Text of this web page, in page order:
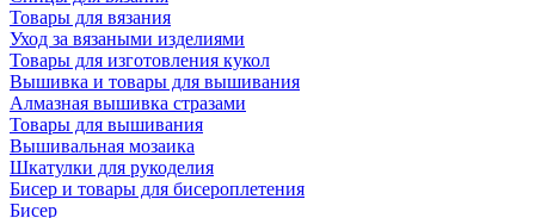
Товары для вязания
Уход за вязаными изделиями
Товары для изготовления кукол
Вышивка и товары для вышивания
Алмазная вышивка стразами
Товары для вышивания
Вышивальная мозаика
Шкатулки для рукоделия
Бисер и товары для бисероплетения
Бисер